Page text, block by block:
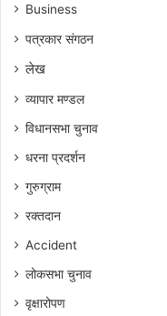
Business
पत्रकार संगठन
लेख
व्यापार मण्डल
विधानसभा चुनाव
धरना प्रदर्शन
गुरुग्राम
रक्तदान
Accident
लोकसभा चुनाव
वृक्षारोपण